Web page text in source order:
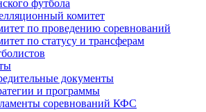
футбола
комитет
по проведению соревнований
по статусу и трансферам
документы
и программы
соревнований КФС